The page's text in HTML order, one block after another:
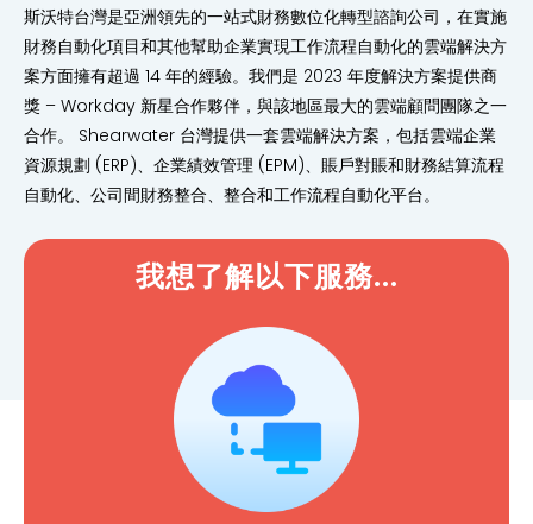
斯沃特台灣是亞洲領先的一站式財務數位化轉型諮詢公司，在實施
財務自動化項目和其他幫助企業實現工作流程自動化的雲端解決方
案方面擁有超過 14 年的經驗。我們是 2023 年度解決方案提供商
獎 – Workday 新星合作夥伴，與該地區最大的雲端顧問團隊之一
合作。 Shearwater 台灣提供一套雲端解決方案，包括雲端企業
資源規劃 (ERP)、企業績效管理 (EPM)、賬戶對賬和財務結算流程
自動化、公司間財務整合、整合和工作流程自動化平台。
我想了解以下服務...